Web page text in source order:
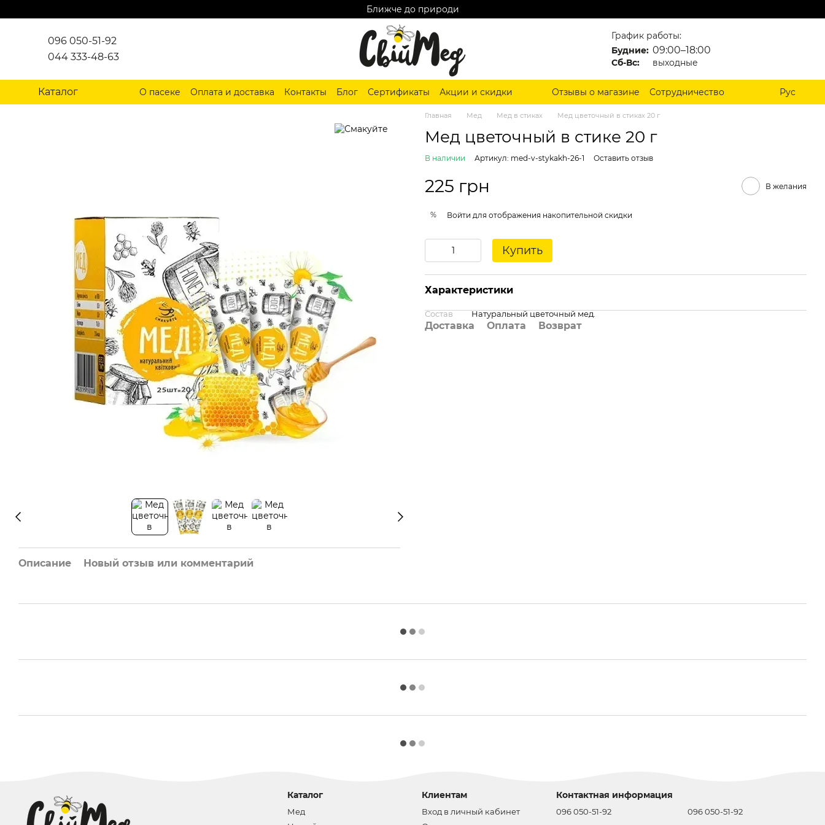
Ближче до природи
096 050-51-92
044 333-48-63
График работы:
Будние: 09:00–18:00
Сб-Вс: выходные
Каталог О пасеке Оплата и доставка Контакты Блог Сертификаты Акции и скидки Отзывы о магазине Сотрудничество Рус
Описание Новый отзыв или комментарий
Главная Мед Мед в стиках Мед цветочный в стиках 20 г
Мед цветочный в стике 20 г
В наличии Артикул: med-v-stykakh-26-1 Оставить отзыв
225 грн В желания
% Войти для отображения накопительной скидки
Купить
Характеристики
Состав Натуральный цветочный мед.
Доставка Оплата Возврат
Каталог
Мед
Клиентам
Вход в личный кабинет
Контактная информация
096 050-51-92
096 050-51-92